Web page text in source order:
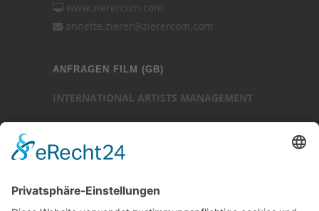
www.zierercom.com
annette.zierer@zierercom.com
ANFRAGEN FILM (GB)
INTERNATIONAL ARTISTS MANAGEMENT
25-27 Heath Street
London NW3 6TR (GB)